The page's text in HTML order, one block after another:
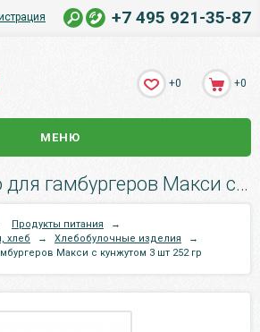
+7 495 921-35-87
+0 +0
МЕНЮ
Булочки Bimbo для гамбургеров Макси с кунжутом 3 шт 252 гр.
Продукты питания
→
хлеб
→ Хлебобулочные изделия
→
Макси с кунжутом 3 шт 252 гр